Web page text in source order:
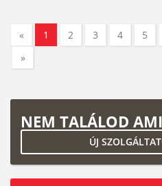
« 1 2 3 4 5
»
NEM TALÁLOD
ÚJ